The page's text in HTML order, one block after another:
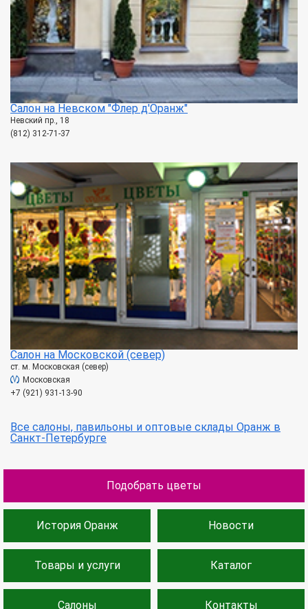
Салон на Невском "Флер д'Оранж"
Невский пр., 18
(812) 312-71-37
Салон на Московской (север)
ст. м. Московская (север)
Московская
+7 (921) 931-13-90
Все салоны, павильоны и оптовые склады Оранж в
Санкт-Петербурге
Подобрать цветы
История Оранж Новости
Товары и услуги Каталог
Салоны Контакты